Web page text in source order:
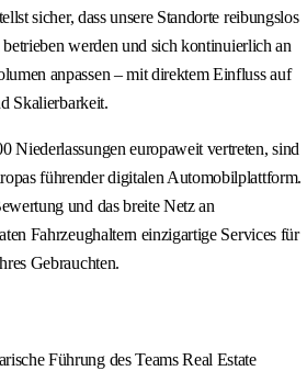
sicher, dass unsere Standorte reibungslos
werden und sich kontinuierlich an
anpassen – mit direktem Einfluss auf
Skalierbarkeit.
Niederlassungen europaweit vertreten, sind
führender digitalen Automobilplattform.
und das breite Netz an
Fahrzeughaltern einzigartige Services für
Gebrauchten.
Führung des Teams Real Estate